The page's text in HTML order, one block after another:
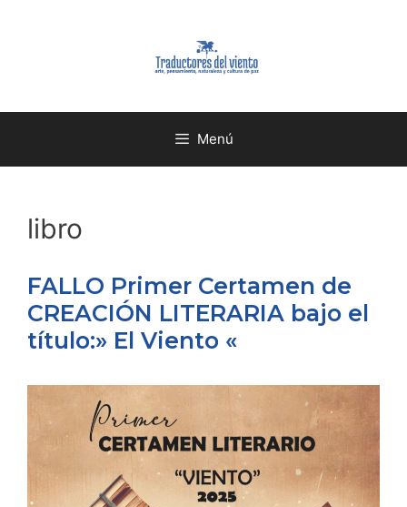
Menú
libro
FALLO Primer Certamen de
CREACIÓN LITERARIA bajo el
título:» El Viento «